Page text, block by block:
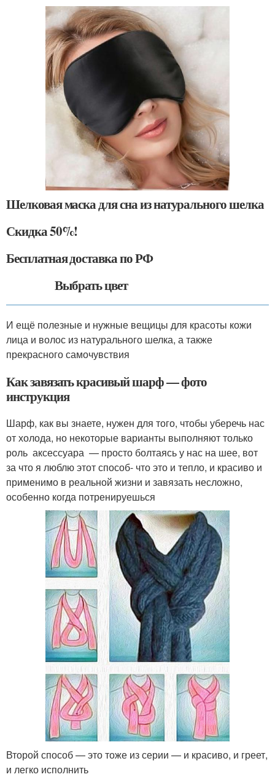
Шелковая маска для сна из натурального шелка
Скидка 50%!
Бесплатная доставка по РФ
Выбрать цвет
И ещё полезные и нужные вещицы для красоты кожи
лица и волос из натурального шелка, а также
прекрасного самочувствия
Как завязать красивый шарф — фото
инструкция
Шарф, как вы знаете, нужен для того, чтобы уберечь нас
от холода, но некоторые варианты выполняют только
роль аксессуара — просто болтаясь у нас на шее, вот
за что я люблю этот способ- что это и тепло, и красиво и
применимо в реальной жизни и завязать несложно,
особенно когда потренируешься
Второй способ — это тоже из серии — и красиво, и греет,
и легко исполнить